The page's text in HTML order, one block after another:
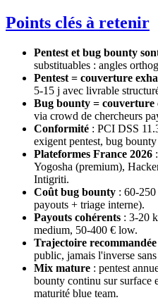
Points clés à retenir
Pentest et bug bounty
substituables : angles
Pentest = couverture
5-15 j avec livrable
Bug bounty = couverture
via crowd de chercheurs
Conformité : PCI DSS
exigent pentest, bug
Plateformes France 2026
Yogosha (premium),
Intigriti.
Coût bug bounty : 60-
payouts + triage interne).
Payouts cohérents : 3-20
medium, 50-400 € low.
Trajectoire recommandée
public, jamais l'inverse
Mix mature : pentest
bounty continu sur surface
maturité blue team.